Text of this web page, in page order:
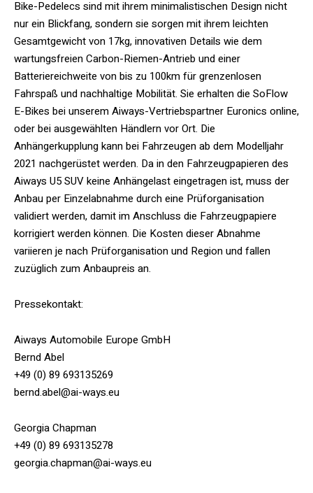
Bike-Pedelecs sind mit ihrem minimalistischen Design nicht
nur ein Blickfang, sondern sie sorgen mit ihrem leichten
Gesamtgewicht von 17kg, innovativen Details wie dem
wartungsfreien Carbon-Riemen-Antrieb und einer
Batteriereichweite von bis zu 100km für grenzenlosen
Fahrspaß und nachhaltige Mobilität. Sie erhalten die SoFlow
E-Bikes bei unserem Aiways-Vertriebspartner Euronics online,
oder bei ausgewählten Händlern vor Ort. Die
Anhängerkupplung kann bei Fahrzeugen ab dem Modelljahr
2021 nachgerüstet werden. Da in den Fahrzeugpapieren des
Aiways U5 SUV keine Anhängelast eingetragen ist, muss der
Anbau per Einzelabnahme durch eine Prüforganisation
validiert werden, damit im Anschluss die Fahrzeugpapiere
korrigiert werden können. Die Kosten dieser Abnahme
variieren je nach Prüforganisation und Region und fallen
zuzüglich zum Anbaupreis an.
Pressekontakt:
Aiways Automobile Europe GmbH
Bernd Abel
+49 (0) 89 693135269
bernd.abel@ai-ways.eu
Georgia Chapman
+49 (0) 89 693135278
georgia.chapman@ai-ways.eu